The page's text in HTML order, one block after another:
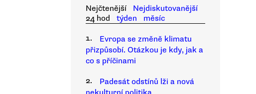
Nejčtenější
Nejdiskutovanější
24 hod
týden
měsíc
1.
Evropa se změně klimatu
přizpůsobí. Otázkou je kdy, jak a
co s příčinami
2.
Padesát odstínů lži a nová